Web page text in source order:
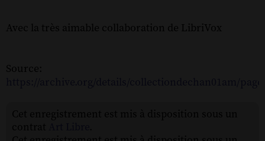
Avec la très aimable collaboration de LibriVox
Source: